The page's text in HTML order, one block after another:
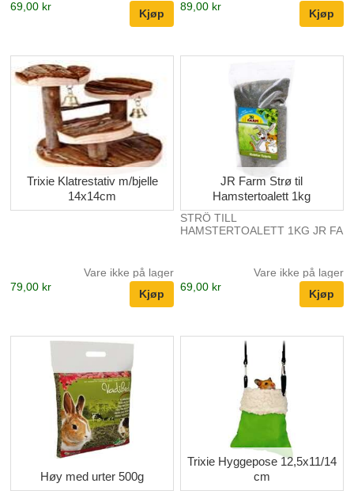
69,00 kr
89,00 kr
Trixie Klatrestativ m/bjelle
14x14cm
Vare ikke på lager
79,00 kr
JR Farm Strø til
Hamstertoalett 1kg
STRÖ TILL
HAMSTERTOALETT 1KG JR FA
Vare ikke på lager
69,00 kr
Høy med urter 500g
Trixie Hyggepose 12,5x11/14
cm